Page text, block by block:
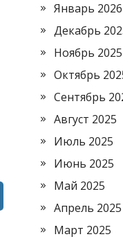
Январь 2026
Декабрь
Ноябрь 2025
Октябрь
Сентябрь
Август 2025
Июль 2025
Июнь 2025
Май 2025
Апрель 2025
Март 2025